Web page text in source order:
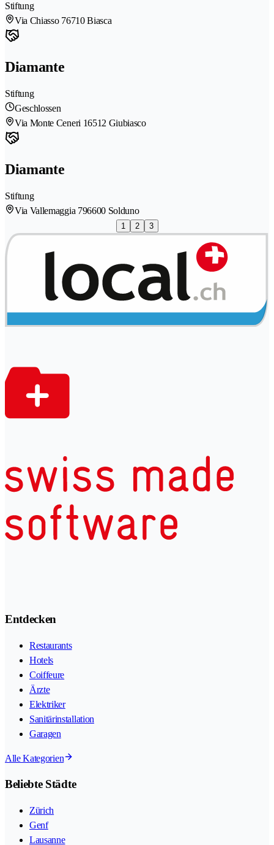
Stiftung
Via Chiasso 76710 Biasca
Diamante
Stiftung
Geschlossen
Via Monte Ceneri 16512 Giubiasco
Diamante
Stiftung
Via Vallemaggia 796600 Solduno
1 2 3
Entdecken
Restaurants
Hotels
Coiffeure
Ärzte
Elektriker
Sanitärinstallation
Garagen
Alle Kategorien
Beliebte Städte
Zürich
Genf
Lausanne